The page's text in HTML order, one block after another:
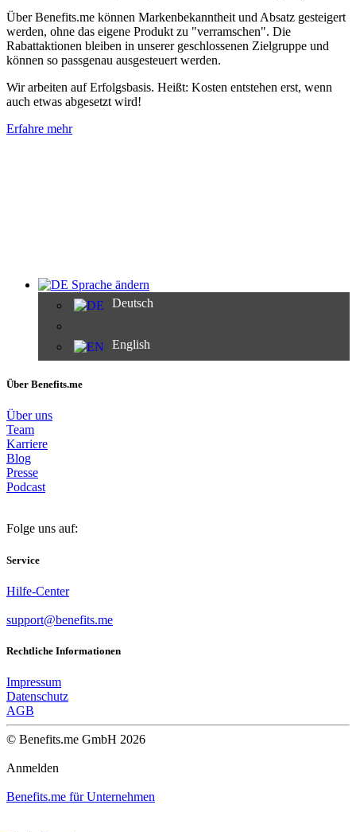
Über Benefits.me können Markenbekanntheit und Absatz gesteigert
werden, ohne das eigene Produkt zu "verramschen". Die
Rabattaktionen bleiben in unserer geschlossenen Zielgruppe und
können so passgenau ausgesteuert werden.
Wir arbeiten auf Erfolgsbasis. Heißt: Kosten entstehen erst, wenn
auch etwas abgesetzt wird!
Erfahre mehr
Sprache ändern
Deutsch
English
Über Benefits.me
Über uns
Team
Karriere
Blog
Presse
Podcast
Folge uns auf:
Service
Hilfe-Center
support@benefits.me
Rechtliche Informationen
Impressum
Datenschutz
AGB
© Benefits.me GmbH 2026
Anmelden
Benefits.me für Unternehmen